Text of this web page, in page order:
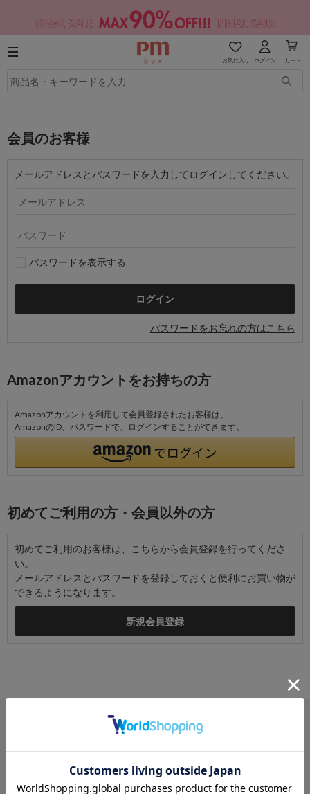
お気に入り ログイン カート
会員のお客様
メールアドレスとパスワードを入力してログインしてください。
パスワードを表示する
パスワードをお忘れの方はこちら
Amazonアカウントをお持ちの方
Amazonアカウントを利用して会員登録されたお客様は、
AmazonのID、パスワードで、ログインすることができます。
初めてご利用の方・会員以外の方
初めてご利用のお客様は、こちらから会員登録を行ってくださ
い。
メールアドレスとパスワードを登録しておくと便利にお買い物が
できるようになります。